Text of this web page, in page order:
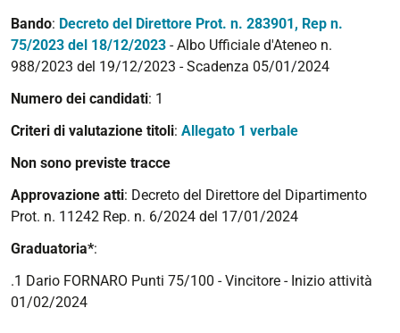
Bando: Decreto del Direttore Prot. n. 283901, Rep n.
75/2023 del 18/12/2023 - Albo Ufficiale d'Ateneo n.
988/2023 del 19/12/2023 - Scadenza 05/01/2024
Numero dei candidati: 1
Criteri di valutazione titoli: Allegato 1 verbale
Non sono previste tracce
Approvazione atti: Decreto del Direttore del Dipartimento
Prot. n. 11242 Rep. n. 6/2024 del 17/01/2024
Graduatoria*:
.1 Dario FORNARO Punti 75/100 - Vincitore - Inizio attività
01/02/2024